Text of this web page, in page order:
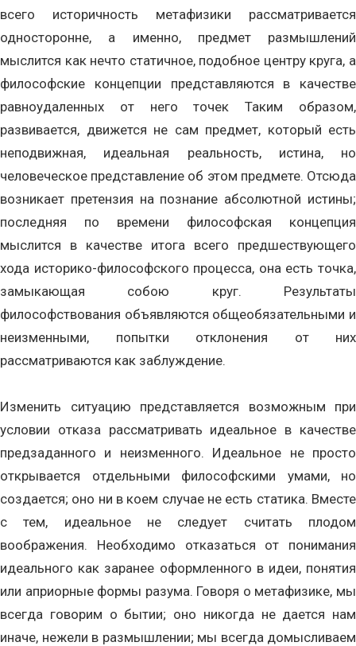
всего историчность метафизики рассматривается
односторонне, а именно, предмет размышлений
мыслится как нечто статичное, подобное центру круга, а
философские концепции представляются в качестве
равноудаленных от него точек Таким образом,
развивается, движется не сам предмет, который есть
неподвижная, идеальная реальность, истина, но
человеческое представление об этом предмете. Отсюда
возникает претензия на познание абсолютной истины;
последняя по времени философская концепция
мыслится в качестве итога всего предшествующего
хода историко-философского процесса, она есть точка,
замыкающая собою круг. Результаты
философствования объявляются общеобязательными и
неизменными, попытки отклонения от них
рассматриваются как заблуждение.
Изменить ситуацию представляется возможным при
условии отказа рассматривать идеальное в качестве
предзаданного и неизменного. Идеальное не просто
открывается отдельными философскими умами, но
создается; оно ни в коем случае не есть статика. Вместе
с тем, идеальное не следует считать плодом
воображения. Необходимо отказаться от понимания
идеального как заранее оформленного в идеи, понятия
или априорные формы разума. Говоря о метафизике, мы
всегда говорим о бытии; оно никогда не дается нам
иначе, нежели в размышлении; мы всегда домысливаем